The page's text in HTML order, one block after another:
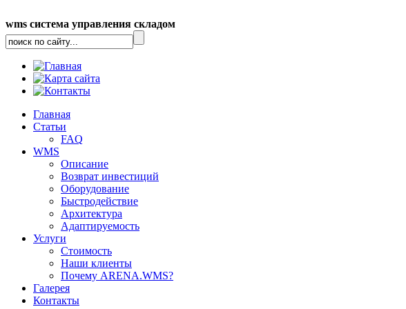
wms система управления складом
Главная
Статьи
FAQ
WMS
Описание
Возврат инвестиций
Оборудование
Быстродействие
Архитектура
Адаптируемость
Услуги
Стоимость
Наши клиенты
Почему ARENA.WMS?
Галерея
Контакты